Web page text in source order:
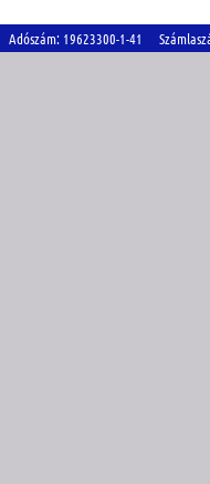
Adószám: 19623300-1-41